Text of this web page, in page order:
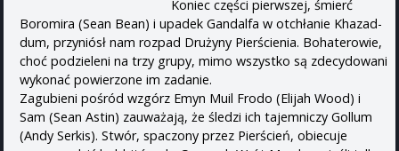
Koniec części pierwszej, śmierć
Boromira (Sean Bean) i upadek Gandalfa w otchłanie Khazad-
dum, przyniósł nam rozpad Drużyny Pierścienia. Bohaterowie,
choć podzieleni na trzy grupy, mimo wszystko są zdecydowani
wykonać powierzone im zadanie.
Zagubieni pośród wzgórz Emyn Muil Frodo (Elijah Wood) i
Sam (Sean Astin) zauważają, że śledzi ich tajemniczy Gollum
(Andy Serkis). Stwór, spaczony przez Pierścień, obiecuje